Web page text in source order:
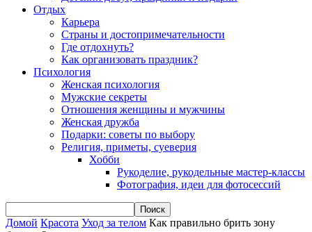
Отдых
Карьера
Страны и достопримечательности
Где отдохнуть?
Как организовать праздник?
Психология
Женская психология
Мужские секреты
Отношения женщины и мужчины
Женская дружба
Подарки: советы по выбору
Религия, приметы, суеверия
Хобби
Рукоделие, рукодельные мастер-классы
Фотография, идеи для фотосессий
Домой Красота Уход за телом Как правильно брить зону